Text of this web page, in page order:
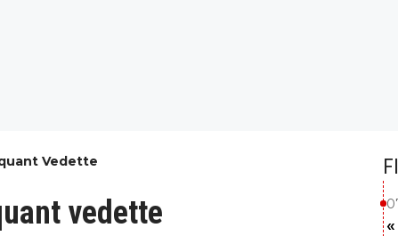
Vedette
vedette